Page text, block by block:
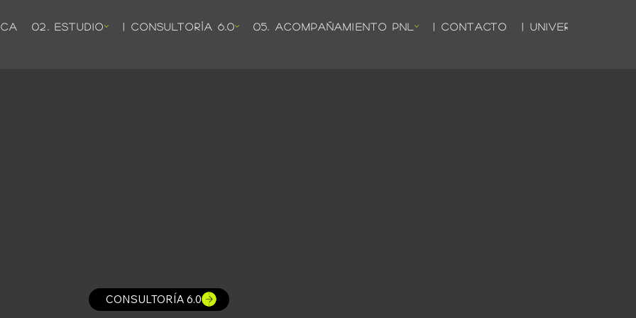
02. ESTUDIO | CONSULTORÍA 6.0 05. ACOMPAÑAMIENTO PNL | CONTACTO | UNIVERSO
CONSULTORÍA 6.0